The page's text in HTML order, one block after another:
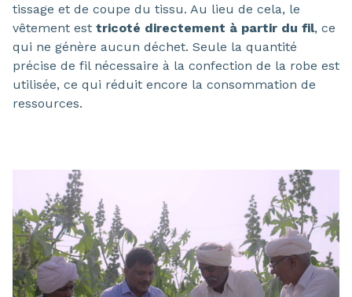
tissage et de coupe du tissu. Au lieu de cela, le
vêtement est tricoté directement à partir du fil, ce
qui ne génère aucun déchet. Seule la quantité
précise de fil nécessaire à la confection de la robe est
utilisée, ce qui réduit encore la consommation de
ressources.